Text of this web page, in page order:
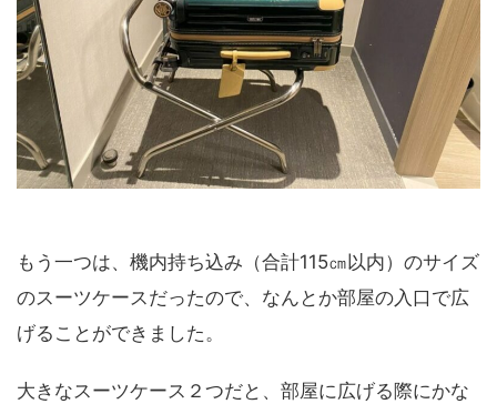
もう一つは、機内持ち込み（合計115㎝以内）のサイズ
のスーツケースだったので、なんとか部屋の入口で広
げることができました。
大きなスーツケース２つだと、部屋に広げる際にかな